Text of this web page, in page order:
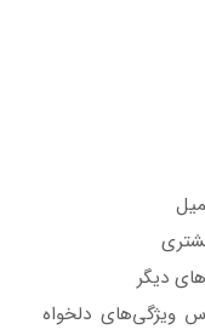
دیگر
ویژگی‌های دلخواه